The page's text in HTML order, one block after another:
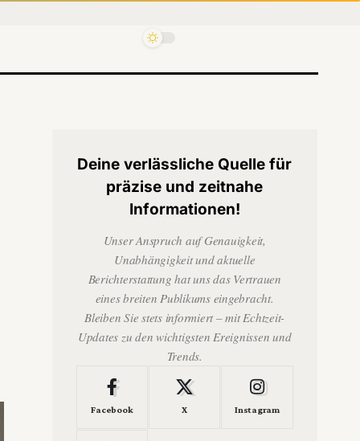
Deine verlässliche Quelle für
präzise und zeitnahe
Informationen!
Unser Anspruch auf Genauigkeit,
Unabhängigkeit und aktuelle
Berichterstattung hat uns das Vertrauen
eines breiten Publikums eingebracht.
Bleiben Sie stets informiert – mit Echtzeit-
Updates zu den wichtigsten Ereignissen und
Trends.
Facebook X Instagram